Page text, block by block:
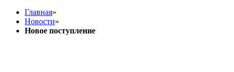
Главная»
Новости»
Новое поступление